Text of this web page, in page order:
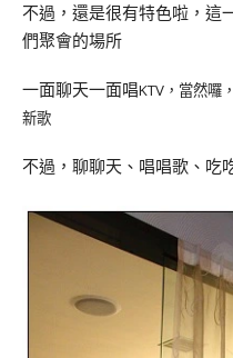
不過，還是很有特色啦，這
們聚會的場所
一面聊天一面唱KTV ，當然囉
新歌
不過，聊聊天、唱唱歌、吃